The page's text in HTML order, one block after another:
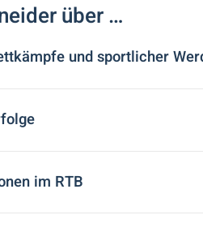
über …
und sportlicher
im RTB